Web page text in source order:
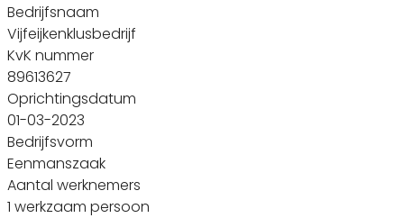
Bedrijfsnaam
Vijfeijkenklusbedrijf
KvK nummer
89613627
Oprichtingsdatum
01-03-2023
Bedrijfsvorm
Eenmanszaak
Aantal werknemers
1 werkzaam persoon